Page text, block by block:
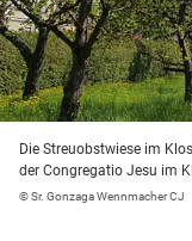
Die Streuobstwiese im
der Congregatio Jesu im
© Sr. Gonzaga Wennmacher CJ